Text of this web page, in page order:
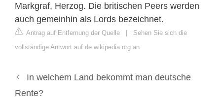
Markgraf, Herzog. Die britischen Peers werden
auch gemeinhin als Lords bezeichnet.
Antrag auf Entfernung der Quelle | Sehen Sie sich die
vollständige Antwort auf de.wikipedia.org an
In welchem Land bekommt man deutsche
Rente?